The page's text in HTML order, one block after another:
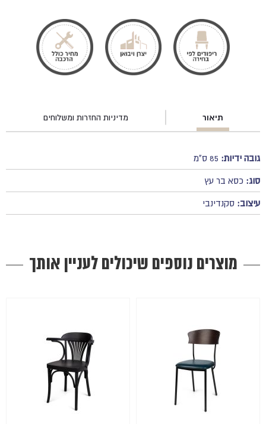
תיאור מדיניות החזרות ומשלוחים
גובה ידיות:
סוג: כסא בר עץ
עיצוב: סקנדינבי
מוצרים נוספים שיכולים לעניין אותך